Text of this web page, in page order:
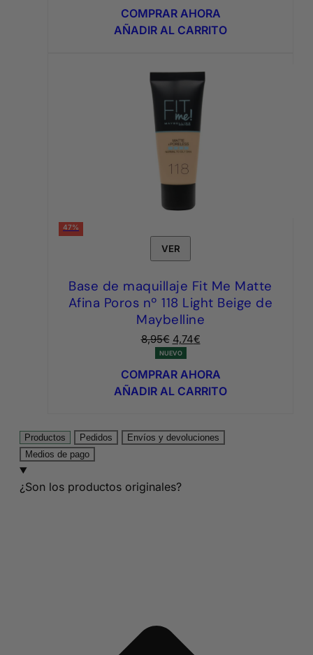
original
era:
6,95€.
actual
es:
3,95€.
COMPRAR AHORA
AÑADIR AL CARRITO
47%
VER
Base de maquillaje Fit Me Matte
Afina Poros nº 118 Light Beige de
Maybelline
8,95€ El
precio
original
era:
8,95€.
4,74€El
actual
es:
4,74€.
NUEVO
COMPRAR AHORA
AÑADIR AL CARRITO
Productos Pedidos
Envíos y devoluciones
Medios de pago
¿Son los productos originales?